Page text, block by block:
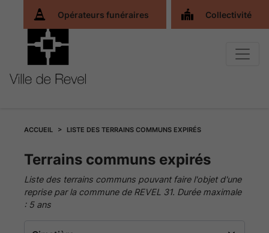
Opérateurs funéraires Collectivité
ACCUEIL LISTE DES TERRAINS COMMUNS EXPIRÉS
Terrains
communs
expirés
Terrains communs expirés
Liste des terrains communs pouvant faire l'objet d'une
reprise par la commune de REVEL 31. Durée maximale
: 5 ans